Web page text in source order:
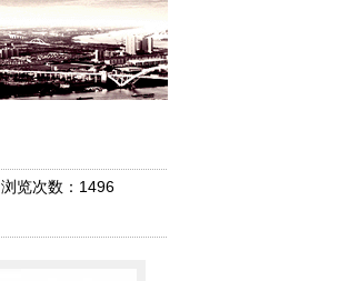
浏览次数：1496